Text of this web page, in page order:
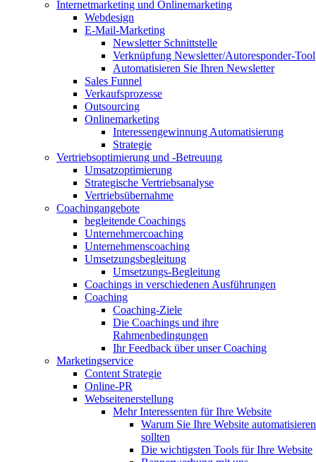
Internetmarketing und Onlinemarketing
Webdesign
E-Mail-Marketing
Newsletter Schnittstelle
Verknüpfung Newsletter/Autoresponder-Tool
Automatisieren Sie Ihren Newsletter
Sales Funnel
Verkaufsprozesse
Outsourcing
Onlinemarketing
Interessengewinnung Automatisierung
Strategie
Vertriebsoptimierung und -Betreuung
Umsatzoptimierung
Strategische Vertriebsanalyse
Vertriebsübernahme
Coachingangebote
begleitende Coachings
Unternehmercoaching
Unternehmenscoaching
Umsetzungsbegleitung
Umsetzungs-Begleitung
Coachings in verschiedenen Ausführungen
Coaching
Coaching-Ziele
Die Coachings und ihre
Rahmenbedingungen
Ihr Feedback über unser Coaching
Marketingservice
Content Strategie
Online-PR
Webseitenerstellung
Mehr Interessenten für Ihre Website
Warum Sie Ihre Website automatisieren
sollten
Die wichtigsten Tools für Ihre Website